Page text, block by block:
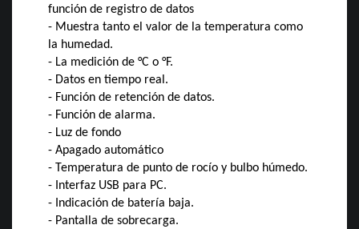
función de registro de datos
- Muestra tanto el valor de la temperatura como
la humedad.
- La medición de °C o °F.
- Datos en tiempo real.
- Función de retención de datos.
- Función de alarma.
- Luz de fondo
- Apagado automático
- Temperatura de punto de rocío y bulbo húmedo.
- Interfaz USB para PC.
- Indicación de batería baja.
- Pantalla de sobrecarga.